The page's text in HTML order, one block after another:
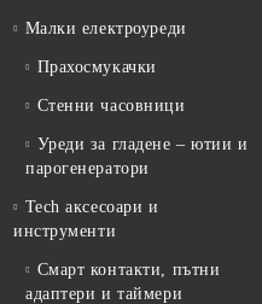
Малки електроуреди
Прахосмукачки
Стенни часовници
Уреди за гладене – ютии и
парогенератори
Tech аксесоари и
инструменти
Смарт контакти, пътни
адаптери и таймери